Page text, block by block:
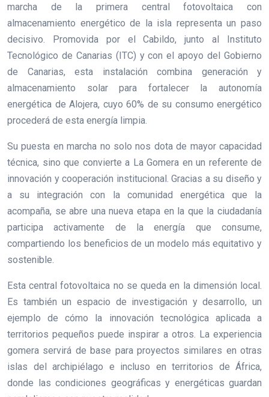
marcha de la primera central fotovoltaica con
almacenamiento energético de la isla representa un paso
decisivo. Promovida por el Cabildo, junto al Instituto
Tecnológico de Canarias (ITC) y con el apoyo del Gobierno
de Canarias, esta instalación combina generación y
almacenamiento solar para fortalecer la autonomía
energética de Alojera, cuyo 60% de su consumo energético
procederá de esta energía limpia.
Su puesta en marcha no solo nos dota de mayor capacidad
técnica, sino que convierte a La Gomera en un referente de
innovación y cooperación institucional. Gracias a su diseño y
a su integración con la comunidad energética que la
acompaña, se abre una nueva etapa en la que la ciudadanía
participa activamente de la energía que consume,
compartiendo los beneficios de un modelo más equitativo y
sostenible.
Esta central fotovoltaica no se queda en la dimensión local.
Es también un espacio de investigación y desarrollo, un
ejemplo de cómo la innovación tecnológica aplicada a
territorios pequeños puede inspirar a otros. La experiencia
gomera servirá de base para proyectos similares en otras
islas del archipiélago e incluso en territorios de África,
donde las condiciones geográficas y energéticas guardan